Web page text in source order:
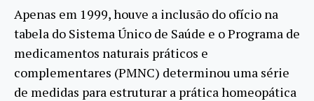
Apenas em 1999, houve a inclusão do ofício na
tabela do Sistema Único de Saúde e o Programa de
medicamentos naturais práticos e
complementares (PMNC) determinou uma série
de medidas para estruturar a prática homeopática